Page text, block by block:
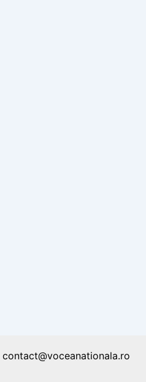
contact@voceanationala.ro